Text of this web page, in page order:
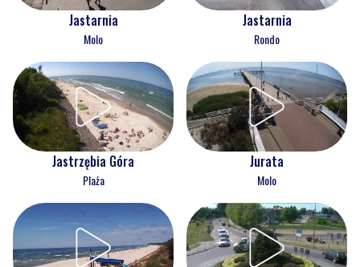
Jastarnia
Molo
Jastarnia
Rondo
Jastrzębia Góra
Plaża
Jurata
Molo